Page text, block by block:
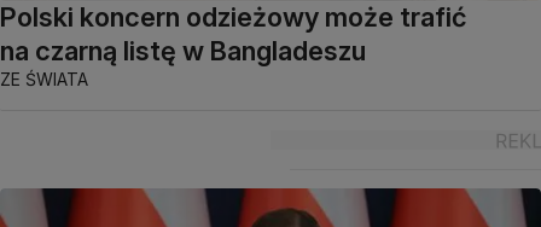
Polski koncern odzieżowy może trafić
na czarną listę w Bangladeszu
ZE ŚWIATA